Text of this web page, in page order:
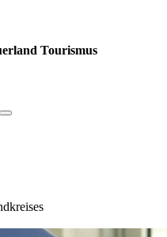
Tourismus